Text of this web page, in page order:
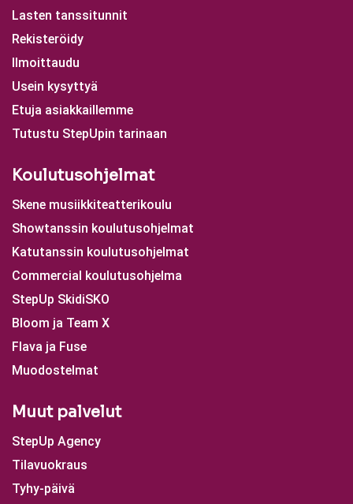
Lasten tanssitunnit
Rekisteröidy
Ilmoittaudu
Usein kysyttyä
Etuja asiakkaillemme
Tutustu StepUpin tarinaan
Koulutusohjelmat
Skene musiikkiteatterikoulu
Showtanssin koulutusohjelmat
Katutanssin koulutusohjelmat
Commercial koulutusohjelma
StepUp SkidiSKO
Bloom ja Team X
Flava ja Fuse
Muodostelmat
Muut palvelut
StepUp Agency
Tilavuokraus
Tyhy-päivä